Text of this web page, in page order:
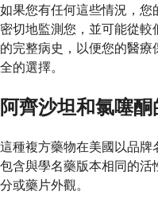
如果您有任何這些情況，您
密切地監測您，並可能從
的完整病史，以便您的醫
全的選擇。
阿齊沙坦和氯噻
這種複方藥物在美國以品牌
包含與學名藥版本相同的
分或藥片外觀。